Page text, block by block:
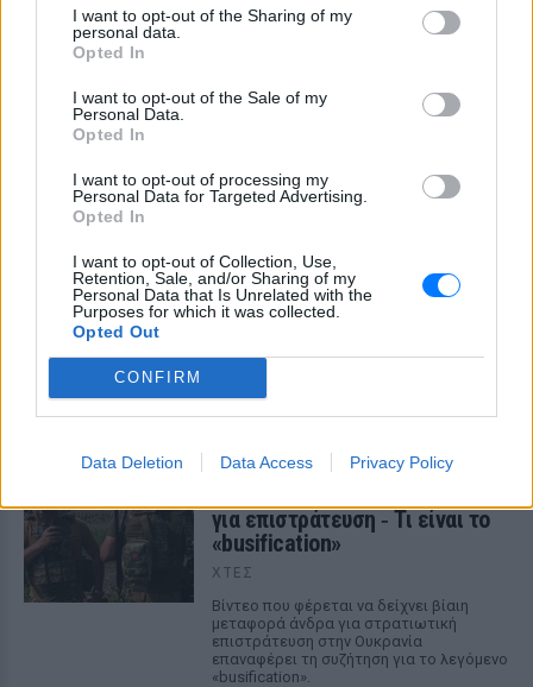
I want to opt-out of the Sharing of my
personal data.
Opted In
I want to opt-out of the Sale of my
Personal Data.
Opted In
I want to opt-out of processing my
Personal Data for Targeted Advertising.
Opted In
I want to opt-out of Collection, Use,
Retention, Sale, and/or Sharing of my
Personal Data that Is Unrelated with the
Purposes for which it was collected.
Opted Out
CONFIRM
Data Deletion Data Access Privacy Policy
Λαγονήσι, κοντά στην παραλία Πεύκο - το
ενοικιαζόμενο όχημα επέβαιναν τέσσερα
Ουκρανία: Βίντεο σοκ με 19χρονο να οδηγείται
με τη βία για επιστράτευση ‑ Τι είναι το
«busification»
στρατιωτική επιστράτευση στην Ουκρανία επαναφέρει τη
συζήτηση για το λεγόμενο «busification».
Ουκρανία: Βίντεο σοκ με
για επιστράτευση ‑ Τι είναι το
«busification»
ΧΤΕΣ
Βίντεο που φέρεται να δείχνει βίαιη
μεταφορά άνδρα για στρατιωτική
επιστράτευση στην Ουκρανία
επαναφέρει τη συζήτηση για το λεγόμενο
«busification».